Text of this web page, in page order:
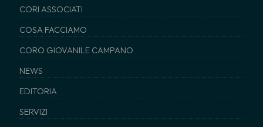
CORI ASSOCIATI
COSA FACCIAMO
CORO GIOVANILE CAMPANO
NEWS
EDITORIA
SERVIZI